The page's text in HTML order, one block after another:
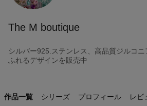
The M boutique
シルバー925.ステンレス、高品質ジルコ
ふれるデザインを販売中
作品一覧 シリーズ プロフィール レビ